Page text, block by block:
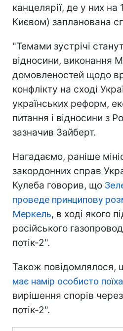
канцелярії, де у них
Києвом) запланована
"Темами зустрічі
відносини, виконання
домовленостей щодо
конфлікту на сході
українських реформ,
питання і відносини з
зазначив Зайберт.
Нагадаємо, раніше
закордонних справ
Кулеба говорив, що
проведе принципову
Меркель, в ході якого
російського
потік-2".
Також повідомлялося,
має намір особисто
вирішення спорів
потік-2".